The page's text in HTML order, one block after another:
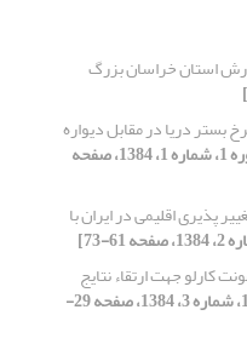
استان خراسان بزرگ
بستر دریا در مقابل دیواره
[دوره 1، شماره 1، 1384، صفحه
پذیری اقلیمی در ایران با
کارلو جهت ارتقاء نتایج
[دوره 1، شماره 3، 1384، صفحه 29-